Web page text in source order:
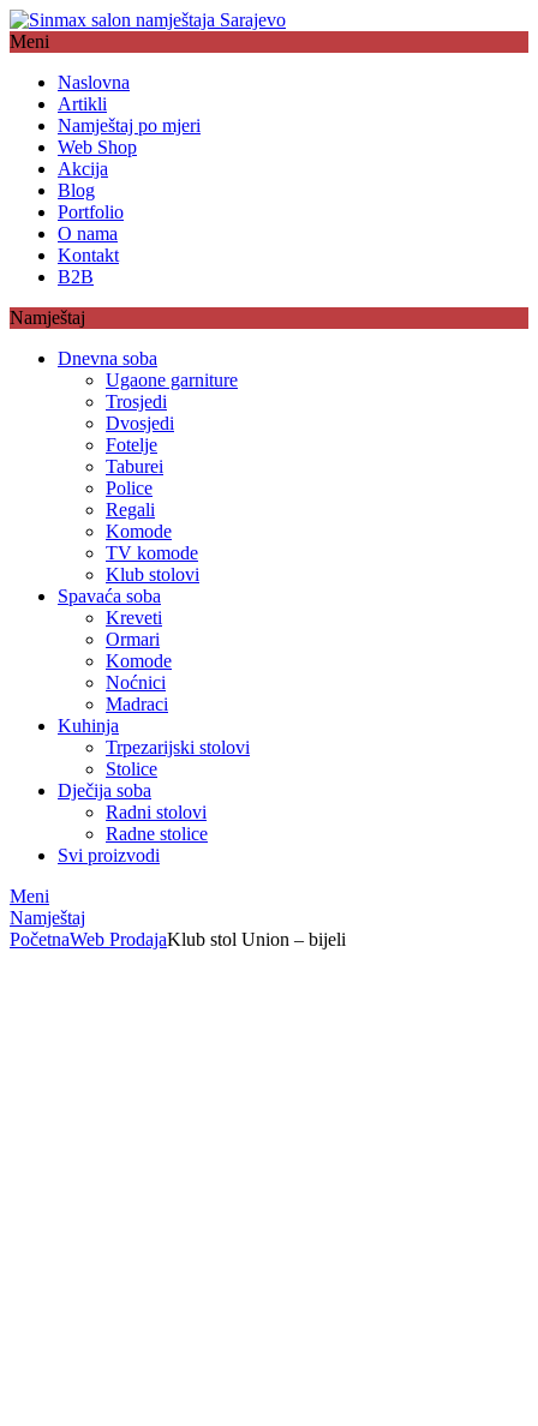
Meni
Naslovna
Artikli
Namještaj po mjeri
Web Shop
Akcija
Blog
Portfolio
O nama
Kontakt
B2B
Namještaj
Dnevna soba
Ugaone garniture
Trosjedi
Dvosjedi
Fotelje
Taburei
Police
Regali
Komode
TV komode
Klub stolovi
Spavaća soba
Kreveti
Ormari
Komode
Noćnici
Madraci
Kuhinja
Trpezarijski stolovi
Stolice
Dječija soba
Radni stolovi
Radne stolice
Svi proizvodi
Meni
Namještaj
PočetnaWeb ProdajaKlub stol Union – bijeli